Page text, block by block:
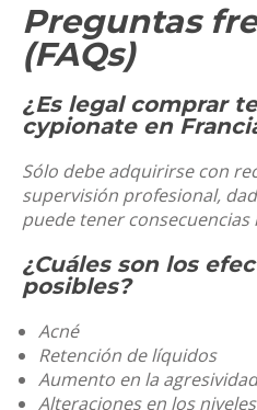
Preguntas
(FAQs)
¿Es legal comprar
cypionate en
Sólo debe adquirirse con
supervisión profesional,
puede tener consecuencias
¿Cuáles son los
posibles?
Acné
Retención de líquidos
Aumento en la agresividad
Alteraciones en los